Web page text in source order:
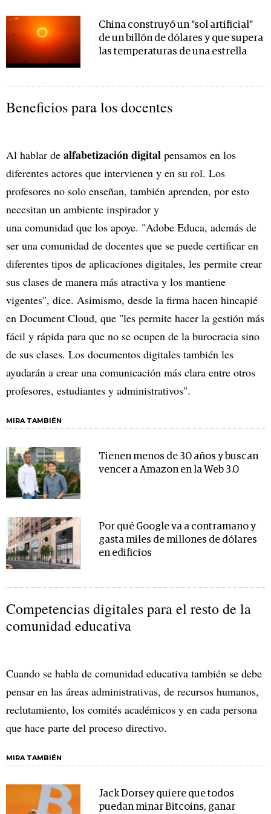
China construyó un "sol artificial"
de un billón de dólares y que supera
las temperaturas de una estrella
Beneficios para los docentes
Al hablar de alfabetización digital pensamos en los
diferentes actores que intervienen y en su rol. Los
profesores no solo enseñan, también aprenden, por esto
necesitan un ambiente inspirador y
una comunidad que los apoye. "Adobe Educa, además de
ser una comunidad de docentes que se puede certificar en
diferentes tipos de aplicaciones digitales, les permite crear
sus clases de manera más atractiva y los mantiene
vigentes", dice. Asimismo, desde la firma hacen hincapié
en Document Cloud, que "les permite hacer la gestión más
fácil y rápida para que no se ocupen de la burocracia sino
de sus clases. Los documentos digitales también les
ayudarán a crear una comunicación más clara entre otros
profesores, estudiantes y administrativos".
MIRA TAMBIÉN
Tienen menos de 30 años y buscan
vencer a Amazon en la Web 3.0
Por qué Google va a contramano y
gasta miles de millones de dólares
en edificios
Competencias digitales para el resto de la
comunidad educativa
Cuando se habla de comunidad educativa también se debe
pensar en las áreas administrativas, de recursos humanos,
reclutamiento, los comités académicos y en cada persona
que hace parte del proceso directivo.
MIRA TAMBIÉN
Jack Dorsey quiere que todos
puedan minar Bitcoins, ganar